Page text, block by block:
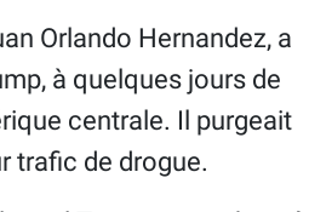
Orlando Hernandez, a
à quelques jours de
centrale. Il purgeait
trafic de drogue.